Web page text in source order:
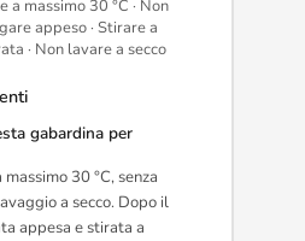
massimo 30 °C · Non
appeso · Stirare a
· Non lavare a secco
gabardina per
30 °C, senza
a secco. Dopo il
appesa e stirata a